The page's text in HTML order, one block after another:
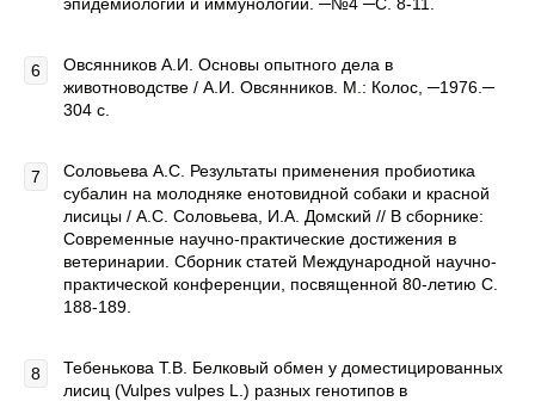
Овсянников А.И. Основы опытного дела в
животноводстве / А.И. Овсянников. М.: Колос, ─1976.─
304 с.
Соловьева А.С. Результаты применения пробиотика
субалин на молодняке енотовидной собаки и красной
лисицы / А.С. Соловьева, И.А. Домский // В сборнике:
Современные научно-практические достижения в
ветеринарии. Сборник статей Международной научно-
практической конференции, посвященной 80-летию С.
188-189.
Тебенькова Т.В. Белковый обмен у доместицированных
лисиц (Vulpes vulpes L.) разных генотипов в